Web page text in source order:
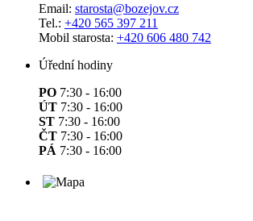
Email: starosta@bozejov.cz
Tel.: +420 565 397 211
Mobil starosta: +420 606 480 742
Úřední hodiny
PO 7:30 - 16:00
ÚT 7:30 - 16:00
ST 7:30 - 16:00
ČT 7:30 - 16:00
PÁ 7:30 - 16:00